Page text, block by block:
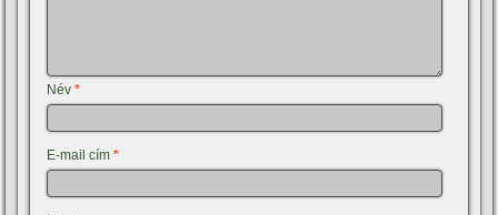
Név*
E-mail cím*